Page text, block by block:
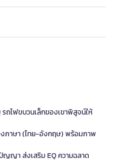
ถไฟขบวนเล็กของเขาพิสูจน์ให้
งภาษา (ไทย-อังกฤษ) พร้อมภาพ
ญญา ส่งเสริม EQ ความฉลาด